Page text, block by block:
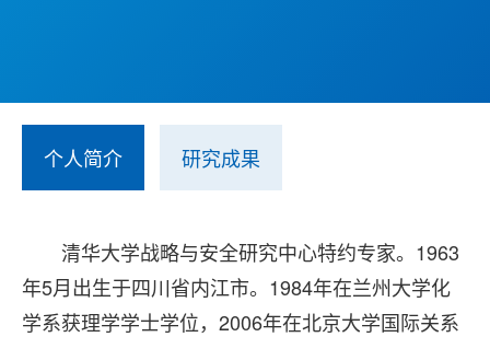
个人简介 研究成果
清华大学战略与安全研究中心特约专家。1963
年5月出生于四川省内江市。1984年在兰州大学化
学系获理学学士学位，2006年在北京大学国际关系